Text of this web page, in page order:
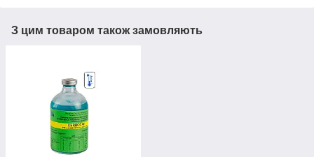
З цим товаром також замовляють